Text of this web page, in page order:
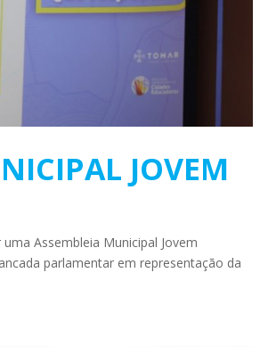
JOVEM
Assembleia Municipal Jovem
parlamentar em representação da